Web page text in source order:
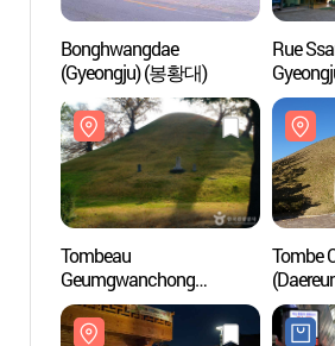
Bonghwangdae
(Gyeongju) (봉황대)
Rue
Tombeau
Geumgwanchong
(금관총)
Tombe
(대릉원